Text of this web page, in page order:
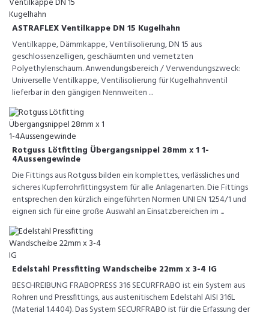
ASTRAFLEX Ventilkappe DN 15 Kugelhahn
Ventilkappe, Dämmkappe, Ventilisolierung, DN 15 aus
geschlossenzelligen, geschäumten und vernetzten
Polyethylenschaum. Anwendungsbereich / Verwendungszweck:
Universelle Ventilkappe, Ventilisolierung für Kugelhahnventil
lieferbar in den gängigen Nennweiten ...
Rotguss Lötfitting Übergangsnippel 28mm x 1 1-
4Aussengewinde
Die Fittings aus Rotguss bilden ein komplettes, verlässliches und
sicheres Kupferrohrfittingsystem für alle Anlagenarten. Die Fittings
entsprechen den kürzlich eingeführten Normen UNI EN 1254/1 und
eignen sich für eine große Auswahl an Einsatzbereichen im ...
Edelstahl Pressfitting Wandscheibe 22mm x 3-4 IG
BESCHREIBUNG FRABOPRESS 316 SECURFRABO ist ein System aus
Rohren und Pressfittings, aus austenitischem Edelstahl AISI 316L
(Material 1.4404). Das System SECURFRABO ist für die Erfassung der